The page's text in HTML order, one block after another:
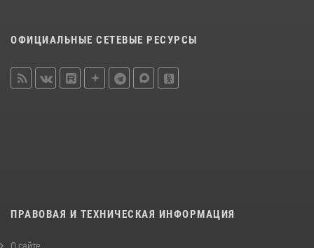
ОФИЦИАЛЬНЫЕ СЕТЕВЫЕ РЕСУРСЫ
ПРАВОВАЯ И ТЕХНИЧЕСКАЯ ИНФОРМАЦИЯ